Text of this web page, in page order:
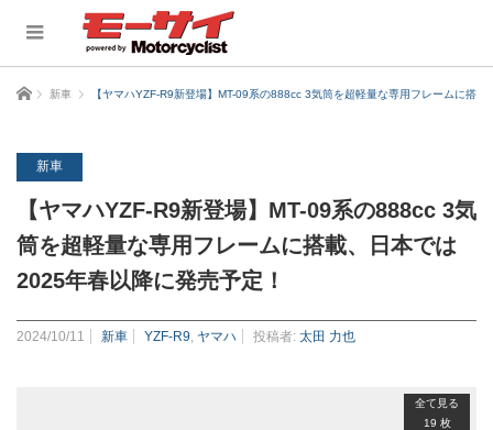
ホーム 新車 【ヤマハYZF-R9新登場】MT-09系の888cc 3気筒を超軽量な専用フレームに搭
新車
【ヤマハYZF-R9新登場】MT-09系の888cc 3気
筒を超軽量な専用フレームに搭載、日本では
2025年春以降に発売予定！
2024/10/11 新車 YZF-R9 ヤマハ 投稿者: 太田 力也
全て見る
19 枚